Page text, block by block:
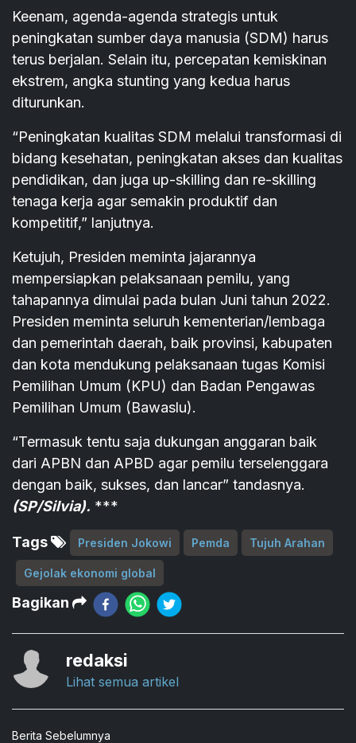
Keenam, agenda-agenda strategis untuk
peningkatan sumber daya manusia (SDM) harus
terus berjalan. Selain itu, percepatan kemiskinan
ekstrem, angka stunting yang kedua harus
diturunkan.
“Peningkatan kualitas SDM melalui transformasi di
bidang kesehatan, peningkatan akses dan kualitas
pendidikan, dan juga up-skilling dan re-skilling
tenaga kerja agar semakin produktif dan
kompetitif,” lanjutnya.
Ketujuh, Presiden meminta jajarannya
mempersiapkan pelaksanaan pemilu, yang
tahapannya dimulai pada bulan Juni tahun 2022.
Presiden meminta seluruh kementerian/lembaga
dan pemerintah daerah, baik provinsi, kabupaten
dan kota mendukung pelaksanaan tugas Komisi
Pemilihan Umum (KPU) dan Badan Pengawas
Pemilihan Umum (Bawaslu).
“Termasuk tentu saja dukungan anggaran baik
dari APBN dan APBD agar pemilu terselenggara
dengan baik, sukses, dan lancar” tandasnya.
(SP/Silvia). ***
Tags Presiden Jokowi Pemda Tujuh Arahan
Gejolak ekonomi global
Bagikan
redaksi
Lihat semua artikel
Berita Sebelumnya